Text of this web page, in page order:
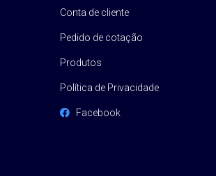
Conta de cliente
Pedido de cotação
Produtos
Política de Privacidade
Facebook